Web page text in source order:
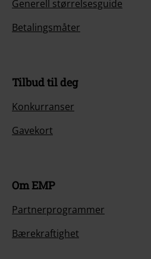
Generell størrelsesguide
Betalingsmåter
Tilbud til deg
Konkurranser
Gavekort
Om EMP
Partnerprogrammer
Bærekraftighet